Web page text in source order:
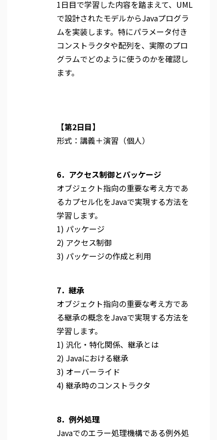
1日目で学習した内容を踏まえて、UML
で設計されたモデルからJavaプログラ
ムを実装します。特にパラメータ付き
コンストラクタや配列を、実際のプロ
グラムでどのように使うのかを確認し
ます。
【第2日目】
形式：講義＋演習（個人）
6．アクセス制御とパッケージ
オブジェクト指向の重要な考え方であ
るカプセル化をJavaで実現する方法を
学習します。
1) パッケージ
2) アクセス制御
3) パッケージの作成と利用
7．継承
オブジェクト指向の重要な考え方であ
る継承の概念をJavaで実現する方法を
学習します。
1) 汎化・特化関係、継承とは
2) Javaにおける継承
3) オーバーライド
4) 継承時のコンストラクタ
8．例外処理
Javaでのエラー処理機構である例外処